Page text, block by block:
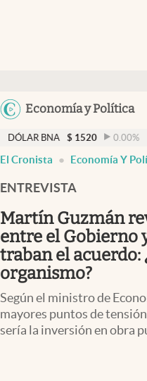
Economía y Política
Members
Economía y Política
Finanzas y Mercados
Mercados Online
Negocios
Columnistas
Otras secciones
Apertura
Infotechnology
$ 1520 0.00%
El Cronista Economía Y
ENTREVISTA
Martín Guzmán
entre el Gobierno
traban el acuerdo:
organismo?
Según el ministro de
mayores puntos de
sería la inversión en obra